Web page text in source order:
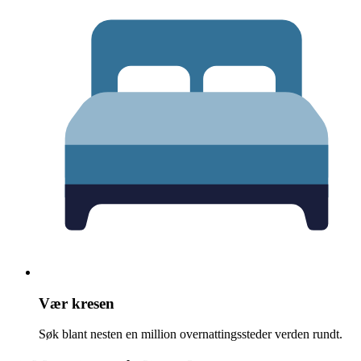
Vær kresen
Søk blant nesten en million overnattingssteder verden rundt.